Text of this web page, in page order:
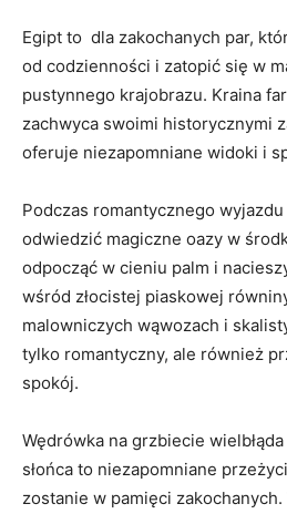
Egipt to ⁢ dla zakochanych par,
od codzienności i zatopić⁤ się w
pustynnego krajobrazu. Kraina
zachwyca swoimi historycznymi
oferuje niezapomniane widoki i
Podczas romantycznego⁤
odwiedzić magiczne ​oazy w
odpocząć w cieniu palm ‍i
wśród złocistej ⁣piaskowej
‌malowniczych wąwozach i
tylko romantyczny,⁣ ale również
spokój.
Wędrówka na grzbiecie
słońca to niezapomniane
zostanie w pamięci zakochanych.